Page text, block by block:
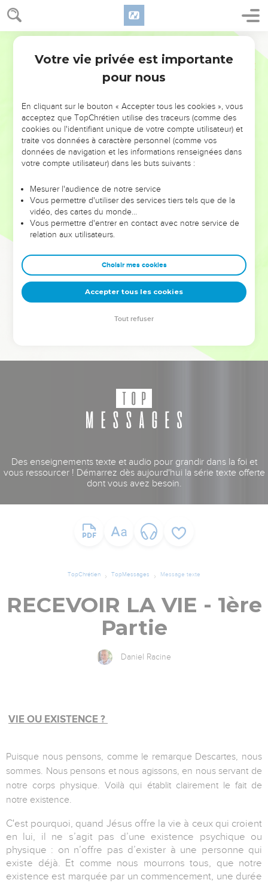
NE MANQUEZ PAS L’ÉVÉNEMENT
DE L’ANNÉE !
ET SI LEURS ERREURS POUVAIENT VOUS ÉVITER LES
VOTRES ?
leur foi ou leur vision. Mais on voit moins les doutes, les erreurs
et les saisons difficiles qu'ils ont traversés, alors même que ce
sont elles qui les ont façonnés.
Dans cette conférence, leaders, entrepreneurs, et responsables
clés pour avancer avec plus de sagesse afin que leurs erreurs
deviennent vos tremplins. Que vous guidiez un ministère, une
équipe, un groupe ou une famille, leur expérience est faite
pour vous.
Des enseignements texte et audio pour grandir dans la foi et
vous ressourcer ! Démarrez dès aujourd'hui la série texte offerte
dont vous avez besoin.
TopChrétien TopMessages Message texte
RECEVOIR LA VIE - 1ère
Partie
Daniel Racine
VIE OU EXISTENCE ?
Puisque nous pensons, comme le remarque Descartes, nous
sommes. Nous pensons et nous agissons, en nous servant de
notre corps physique. Voilà qui établit clairement le fait de
notre existence.
C'est pourquoi, quand Jésus offre la vie à ceux qui croient
en lui, il ne s’agit pas d’une existence psychique ou
physique : on n’offre pas d’exister à une personne qui
existe déjà. Et comme nous mourrons tous, que notre
existence est marquée par un commencement, une durée
Votre vie privée est importante
pour nous
En cliquant sur le bouton « Accepter tous les cookies », vous
acceptez que TopChrétien utilise des traceurs (comme des
cookies ou l'identifiant unique de votre compte utilisateur) et
traite vos données à caractère personnel (comme vos
données de navigation et les informations renseignées dans
votre compte utilisateur) dans les buts suivants :
Mesurer l'audience de notre service
Vous permettre d'utiliser des services tiers tels que de la
vidéo, des cartes du monde…
Vous permettre d'entrer en contact avec notre service de
relation aux utilisateurs.
Choisir mes cookies
Accepter tous les cookies
Tout refuser